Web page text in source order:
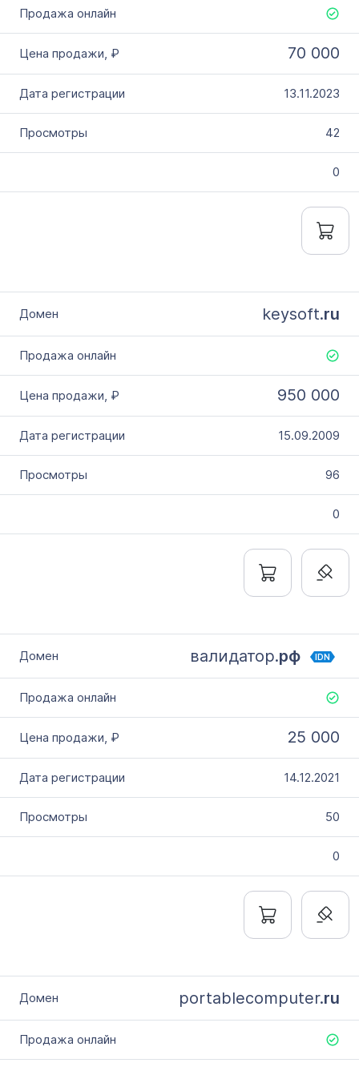
70 000
13.11.2023
42
0
keysoft.ru
950 000
15.09.2009
96
0
валидатор.рф IDN
25 000
14.12.2021
50
0
portablecomputer.ru